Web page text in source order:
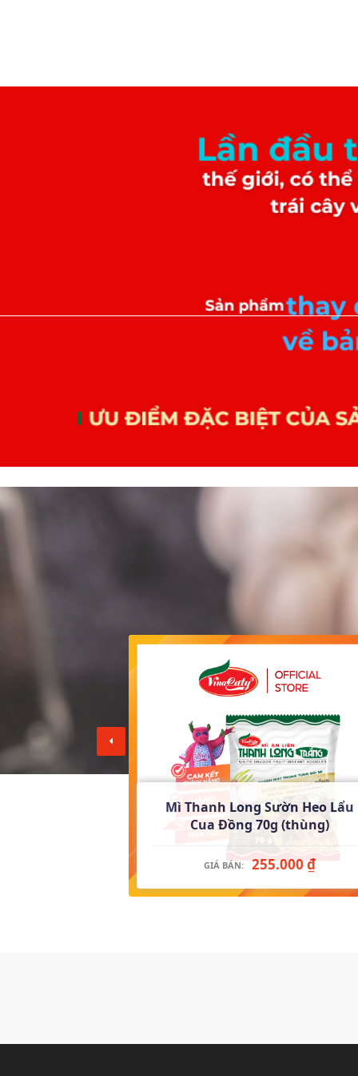
Mì Thanh Long Sườn Heo Lẩu
Cua Đồng 70g (thùng)
GIÁ BÁN: 255.000 ₫